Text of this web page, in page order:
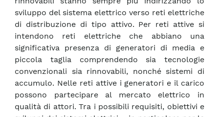
sviluppo del sistema elettrico verso reti elettriche
di distribuzione di tipo attivo. Per reti attive si
intendono reti elettriche che abbiano una
significativa presenza di generatori di media e
piccola taglia comprendendo sia tecnologie
convenzionali sia rinnovabili, nonché sistemi di
accumulo. Nelle reti attive i generatori e il carico
possono partecipare al mercato elettrico in
qualità di attori. Tra i possibili requisiti, obiettivi e